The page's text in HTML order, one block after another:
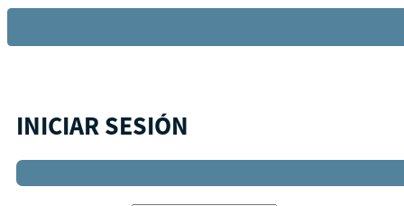
INICIAR SESIÓN